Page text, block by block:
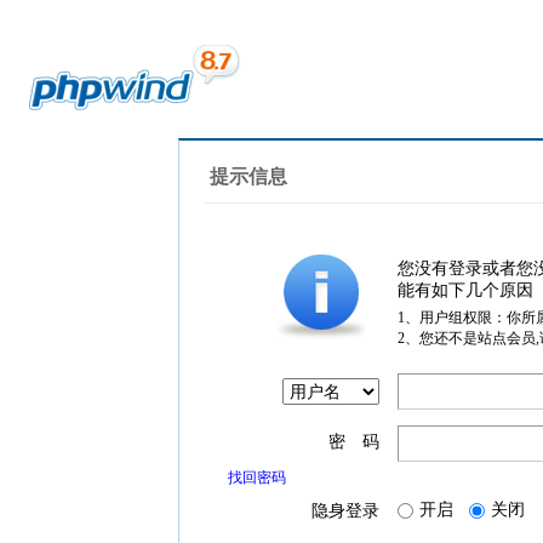
提示信息
您没有登录或者您
能有如下几个原因
1、用户组权限：你所
2、您还不是站点会员
密 码
找回密码
隐身登录 开启 关闭